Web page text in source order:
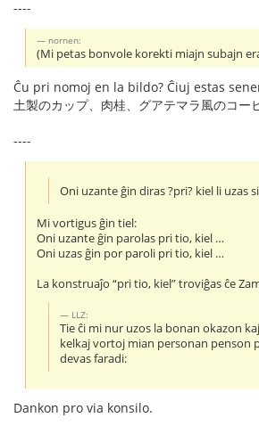
----
nornen:
(Mi petas bonvole korekti miajn subajn
Ĉu pri nomoj en la bildo? Ĉiuj estas
土製のカップ、肉桂、グアテマラ風のコー
----
Oni uzante ĝin diras ?pri? kiel li uzas
Mi vortigus ĝin tiel:
Oni uzante ĝin parolas pri tio, kiel …
Oni uzas ĝin por paroli pri tio, kiel …
La konstruaĵo “pri tio, kiel” troviĝas ĉe
LLZ:
Tie ĉi mi nur uzos la bonan okazon
kelkaj vortoj mian personan penson
devas faradi:
Dankon pro via konsilo.